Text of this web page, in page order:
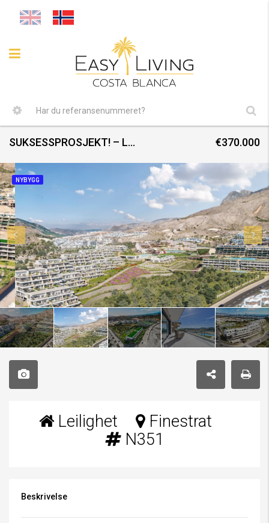
SUKSESSPROSJEKT! – LEILIGHETER MED SJØUTSIKT- DESEMBER 2024 €370.000
NYBYGG
Leilighet
Finestrat
N351
Beskrivelse